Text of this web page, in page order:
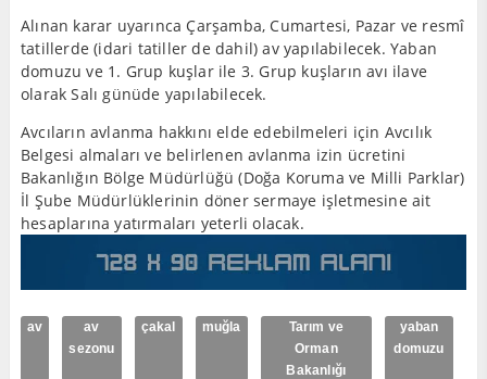
Alınan karar uyarınca Çarşamba, Cumartesi, Pazar ve resmî
tatillerde (idari tatiller de dahil) av yapılabilecek. Yaban
domuzu ve 1. Grup kuşlar ile 3. Grup kuşların avı ilave
olarak Salı günüde yapılabilecek.
Avcıların avlanma hakkını elde edebilmeleri için Avcılık
Belgesi almaları ve belirlenen avlanma izin ücretini
Bakanlığın Bölge Müdürlüğü (Doğa Koruma ve Milli Parklar)
İl Şube Müdürlüklerinin döner sermaye işletmesine ait
hesaplarına yatırmaları yeterli olacak.
av
av
sezonu
çakal muğla
Tarım ve
Orman
Bakanlığı
yaban
domuzu